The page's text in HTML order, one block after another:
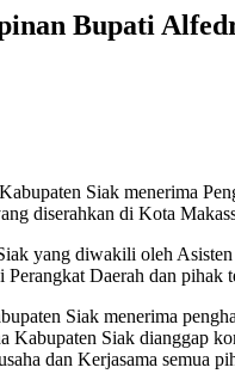
Bupati
Siak menerima
diserahkan di Kota
yang diwakili oleh
Daerah dan pihak
Siak menerima
Kabupaten Siak dianggap
dan Kerjasama semua